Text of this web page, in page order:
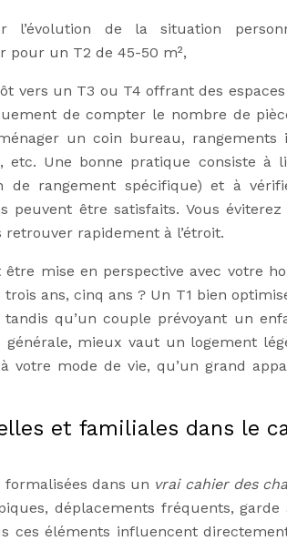
l’évolution de la situation
pour un T2 de 45-50 m²,
vers un T3 ou T4 offrant des espaces
de compter le nombre de
un coin bureau, rangements
Une bonne pratique consiste à
de rangement spécifique) et à
peuvent être satisfaits. Vous éviterez
rapidement à l’étroit.
mise en perspective avec votre
ans, cinq ans ? Un T1 bien
qu’un couple prévoyant un
mieux vaut un logement
mode de vie, qu’un grand
et familiales dans le
dans un vrai cahier des
déplacements fréquents, garde
ces éléments influencent